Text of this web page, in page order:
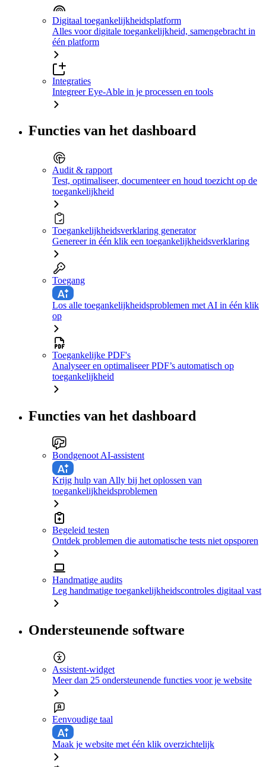
Digitaal toegankelijkheidsplatform
Alles voor digitale toegankelijkheid, samengebracht in
één platform
Integraties
Integreer Eye-Able in je processen en tools
Functies van het dashboard
Audit & rapport
Test, optimaliseer, documenteer en houd toezicht op de
toegankelijkheid
Toegankelijkheidsverklaring generator
Genereer in één klik een toegankelijkheidsverklaring
Toegang
Los alle toegankelijkheidsproblemen met AI in één klik
op
Toegankelijke PDF's
Analyseer en optimaliseer PDF’s automatisch op
toegankelijkheid
Functies van het dashboard
Bondgenoot AI-assistent
Krijg hulp van Ally bij het oplossen van
toegankelijkheidsproblemen
Begeleid testen
Ontdek problemen die automatische tests niet opsporen
Handmatige audits
Leg handmatige toegankelijkheidscontroles digitaal vast
Ondersteunende software
Assistent-widget
Meer dan 25 ondersteunende functies voor je website
Eenvoudige taal
Maak je website met één klik overzichtelijk